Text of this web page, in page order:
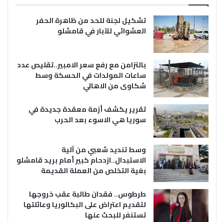
تشكيل لجنة للحد من ظاهرة الحفر
العشوائي للآبار في قامشلو
بالتزامن مع رفع سعر الامبير..تقليص عدد
ساعات المولدات في الحسكة وسط
شكاوى من الاهالي
تقرير يكشف أزمة معقدة جديدة في
سوريا هي الاسوء بعد الحرب
وسط تنديد شعبي من آلية
الاستبدال..ازدحام كبير أمام بريد قامشلو
بغية التخلص من العملة القديمة
طرطوس.. فقدان طالبة عقب خروجها
لتقديم اعتراض على البكالوريا وعائلتها
تستنفر للبحث عنها